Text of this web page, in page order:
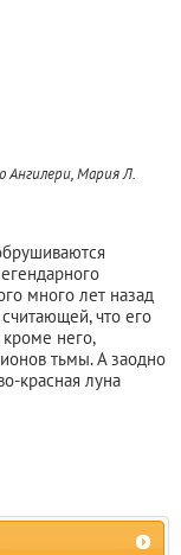
Ангилери, Мария Л.
много лет назад
что его
него,
тьмы. А заодно
красная луна